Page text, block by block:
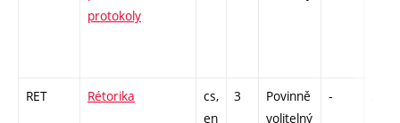
protokoly
RET Rétorika
cs,
en
3
Povinně
volitelný
-